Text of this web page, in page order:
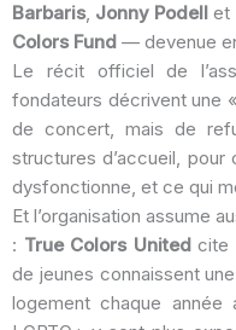
Barbaris, Jonny Podell et
Colors Fund — devenue
Le récit officiel de
fondateurs décrivent une
de concert, mais de
structures d’accueil,
dysfonctionne, et ce qui
Et l’organisation assume
: True Colors United cite
de jeunes connaissent
logement chaque année